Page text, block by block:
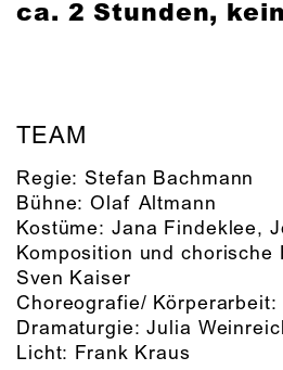
ca. 2 Stunden,
TEAM
Regie: Stefan Bachmann
Bühne:Olaf Altmann
Kostüme: Jana Findeklee,
Komposition und chorische
Sven Kaiser
Choreografie/ Körperarbeit:
Dramaturgie:Julia
Licht: Frank Kraus